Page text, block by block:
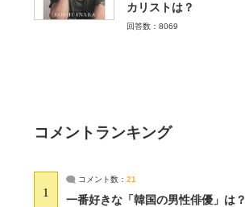
カリストは？
回答数：8069
コメントランキング
1
コメント数： 21
一番好きな「韓国の男性俳優」は？